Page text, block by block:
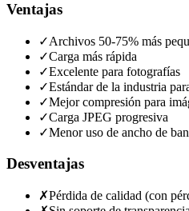
Ventajas
✓Archivos 50-75% más
✓Carga más rápida
✓Excelente para fotografías
✓Estándar de la industria
✓Mejor compresión para
✓Carga JPEG progresiva
✓Menor uso de ancho de
Desventajas
✗Pérdida de calidad (con